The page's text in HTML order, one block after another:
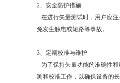
2、安全防护措施
在进行矢量测试时，用户应注
免发生触电或短路等事故。
3、定期校准与维护
为了保持矢量功能的准确性和稳
测和校准工作，以确保设备的长